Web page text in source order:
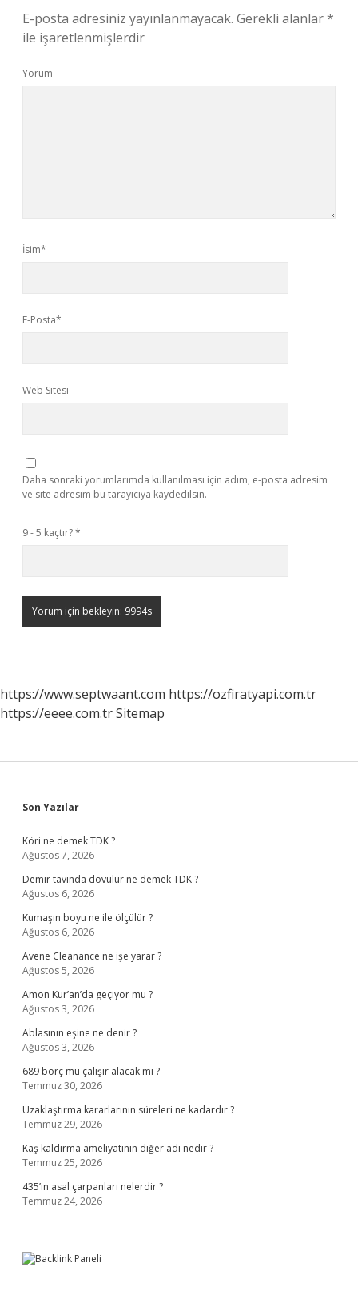
E-posta adresiniz yayınlanmayacak. Gerekli alanlar*
ile işaretlenmişlerdir
Yorum
İsim*
E-Posta*
Web Sitesi
Daha sonraki yorumlarımda kullanılması için adım, e-posta adresim
ve site adresim bu tarayıcıya kaydedilsin.
9 - 5 kaçtır?*
https://www.septwaant.com https://ozfiratyapi.com.tr
https://eeee.com.trSitemap
Sidebar
Son Yazılar
Köri ne demek TDK ?
Ağustos 7, 2026
Demir tavında dövülür ne demek TDK ?
Ağustos 6, 2026
Kumaşın boyu ne ile ölçülür ?
Ağustos 6, 2026
Avene Cleanance ne işe yarar ?
Ağustos 5, 2026
Amon Kur’an’da geçiyor mu ?
Ağustos 3, 2026
Ablasının eşine ne denir ?
Ağustos 3, 2026
689 borç mu çalişir alacak mı ?
Temmuz 30, 2026
Uzaklaştırma kararlarının süreleri ne kadardır ?
Temmuz 29, 2026
Kaş kaldırma ameliyatının diğer adı nedir ?
Temmuz 25, 2026
435’in asal çarpanları nelerdir ?
Temmuz 24, 2026